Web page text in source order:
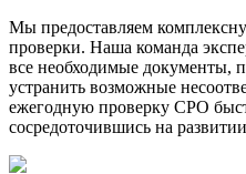
Мы предоставляем
проверки. Наша команда
все необходимые документы,
устранить возможные
ежегодную проверку СРО
сосредоточившись на